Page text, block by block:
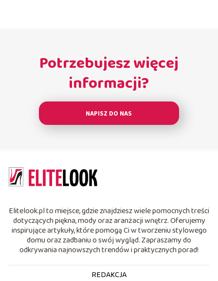
Potrzebujesz więcej
informacji?
NAPISZ DO NAS
Elitelook.pl to miejsce, gdzie znajdziesz wiele pomocnych treści
dotyczących piękna, mody oraz aranżacji wnętrz. Oferujemy
inspirujące artykuły, które pomogą Ci w tworzeniu stylowego
domu oraz zadbaniu o swój wygląd. Zapraszamy do
odkrywania najnowszych trendów i praktycznych porad!
REDAKCJA